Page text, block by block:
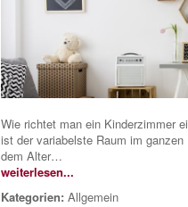
Wie richtet man ein Kinderzimmer
ist der variabelste Raum im
dem Alter…
weiterlesen...
Kategorien:Allgemein